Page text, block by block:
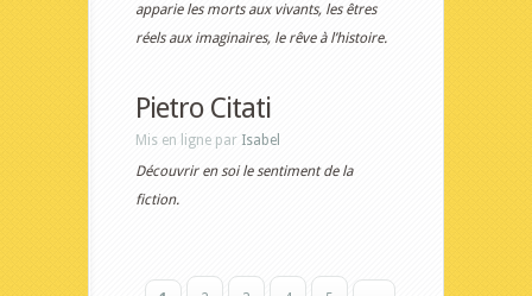
apparie les morts aux vivants, les êtres
réels aux imaginaires, le rêve à l’histoire.
Pietro Citati
Mis en ligne par Isabel
Découvrir en soi le sentiment de la
fiction.